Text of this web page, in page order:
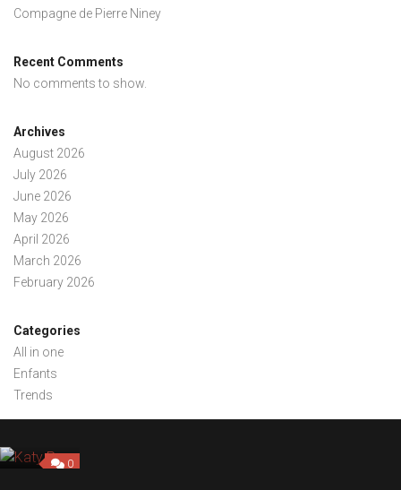
Compagne de Pierre Niney
Recent Comments
No comments to show.
Archives
August 2026
July 2026
June 2026
May 2026
April 2026
March 2026
February 2026
Categories
All in one
Enfants
Trends
0